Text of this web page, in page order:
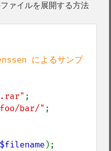
ァイルを展開する方法
によるサンプ
foo/bar/" ;
$filename